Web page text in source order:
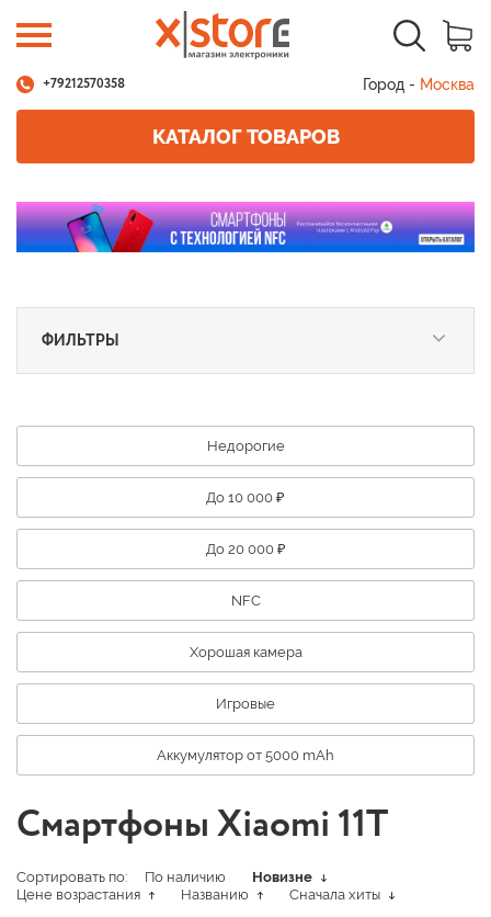
+79212570358 Город - Москва
КАТАЛОГ ТОВАРОВ
ФИЛЬТРЫ
Недорогие
До 10 000 ₽
До 20 000 ₽
NFC
Хорошая камера
Игровые
Аккумулятор от 5000 mAh
Смартфоны Xiaomi 11T
Сортировать по: По наличию
Новизне
Цене возрастания
Названию Сначала хиты